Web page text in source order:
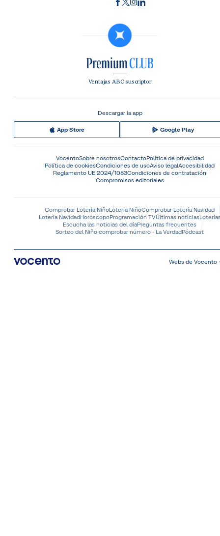
Ventajas ABC suscriptor
Descargar la app
App Store Google Play
VocentoSobre nosotrosContactoPolítica de privacidad
Política de cookiesCondiciones de usoAviso legalAccesibilidad
Reglamento UE 2024/1083Condiciones de contratación
Compromisos editoriales
Comprobar Lotería NiñoLotería NiñoComprobar Lotería Navidad
Lotería NavidadHoróscopoProgramación TVÚltimas noticias
Escucha las noticias del díaPreguntas frecuentes
Sorteo del Niño comprobar número - La VerdadPódcast
Webs de Vocento